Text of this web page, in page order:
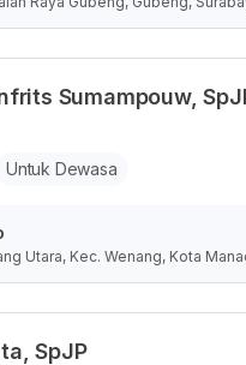
Sumampouw,
Untuk Dewasa
Utara, Kec. Wenang, Kota
SpJP